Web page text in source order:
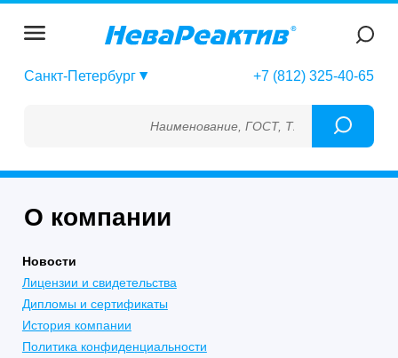
Санкт-Петербург +7 (812) 325-40-65
Наименование, ГОСТ, ТУ, ГСО, МСО, ОСО,
О компании
Новости
Лицензии и свидетельства
Дипломы и сертификаты
История компании
Политика конфиденциальности